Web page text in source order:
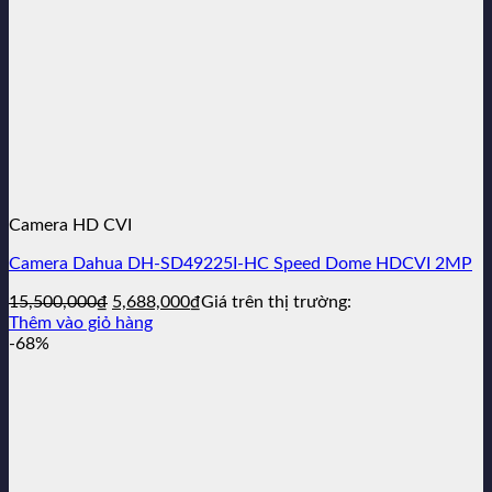
Camera HD CVI
Camera Dahua DH-SD49225I-HC Speed Dome HDCVI 2MP
15,500,000₫ Giá
gốc
5,688,000₫Giá
Giá trên thị trường:
Thêm vào giỏ hàng
-68%